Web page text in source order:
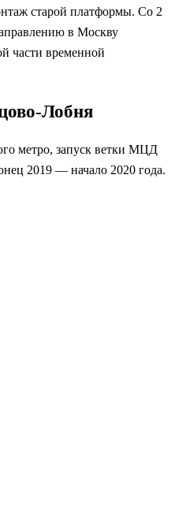
старой платформы. Со 2
в Москву
части временной
Лобня
метро, запуск ветки МЦД
2019 — начало 2020 года.